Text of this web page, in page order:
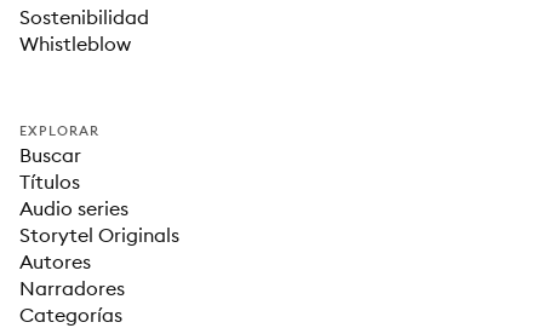
Sostenibilidad
Whistleblow
EXPLORAR
Buscar
Títulos
Audio series
Storytel Originals
Autores
Narradores
Categorías